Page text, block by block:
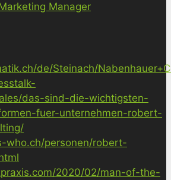
Manager
de/Steinach/
das-sind-die-wichtigsten-
fuer-unternehmen-robert-
who.ch/personen/robert-
2020/02/man-of-the-